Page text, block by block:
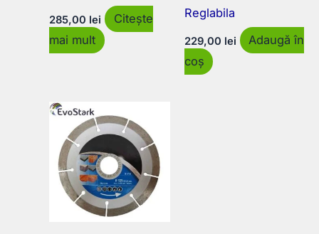
285,00 lei
Citește
mai mult
Reglabila
229,00 lei
Adaugă în
coș